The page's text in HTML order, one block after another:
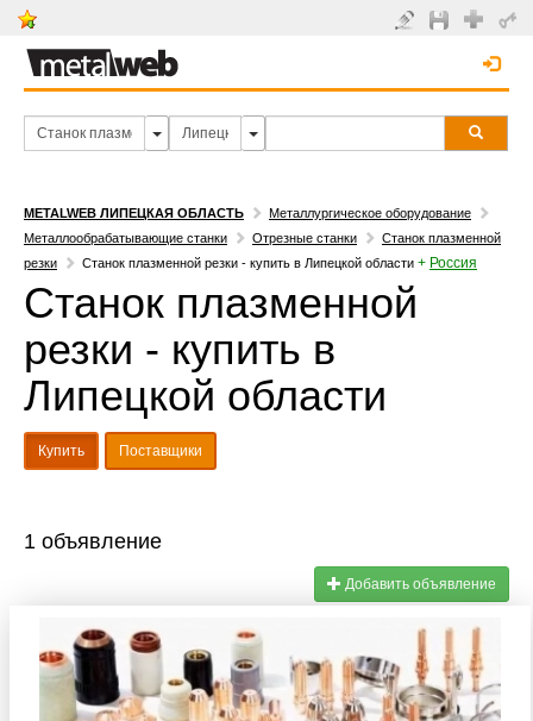
METALWEB ЛИПЕЦКАЯ ОБЛАСТЬ
Металлургическое оборудование
Металлообрабатывающие станки
Отрезные станки
Станок плазменной
резки
Станок плазменной резки - купить в Липецкой области + Россия
Станок плазменной
резки - купить в
Липецкой области
Купить Поставщики
1 объявление
Добавить объявление